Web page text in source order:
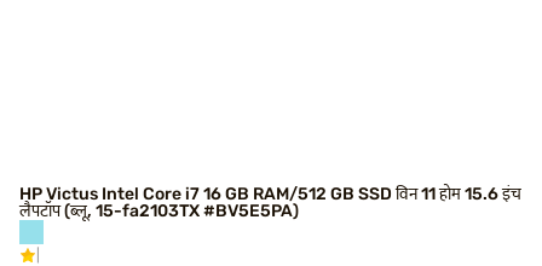
HP Victus Intel Core i7 16 GB RAM/512 GB SSD विन 11 होम 15.6 इंच
लैपटॉप (ब्लू, 15-fa2103TX #BV5E5PA)